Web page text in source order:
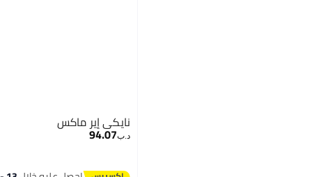
نايكي إير ماكس
د.ب‏94.07